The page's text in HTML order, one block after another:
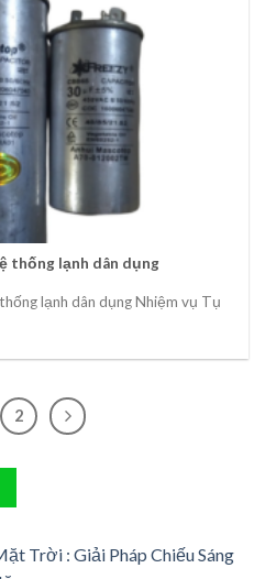
thống lạnh dân dụng
lạnh dân dụng Nhiệm vụ Tụ
2
Trời : Giải Pháp Chiếu Sáng